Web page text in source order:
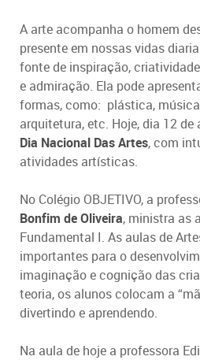
A arte acompanha o homem
presente em nossas vidas
fonte de inspiração,
e admiração. Ela pode
formas, como: plástica,
arquitetura, etc. Hoje, dia 12
Dia Nacional Das Artes, com
atividades artísticas.
No Colégio OBJETIVO, a
Bonfim de Oliveira, ministra as
Fundamental I. As aulas de
importantes para o
imaginação e cognição das
teoria, os alunos colocam a
divertindo e aprendendo.
Na aula de hoje a professora